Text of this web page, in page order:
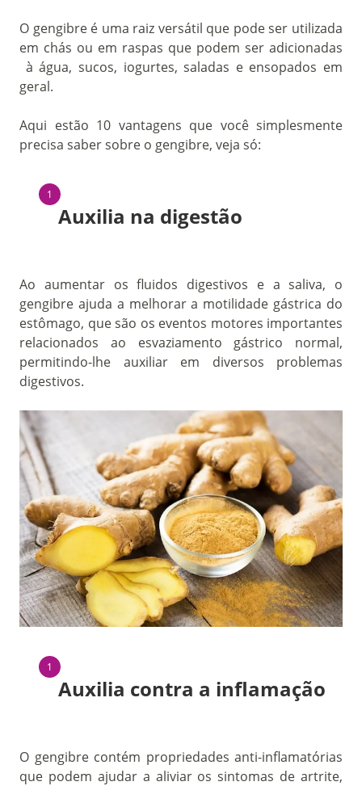
O gengibre é uma raiz versátil que pode ser utilizada
em chás ou em raspas que podem ser adicionadas
à água, sucos, iogurtes, saladas e ensopados em
geral.
Aqui estão 10 vantagens que você simplesmente
precisa saber sobre o gengibre, veja só:
Auxilia na digestão
Ao aumentar os fluidos digestivos e a saliva, o
gengibre ajuda a melhorar a motilidade gástrica do
estômago, que são os eventos motores importantes
relacionados ao esvaziamento gástrico normal,
permitindo-lhe auxiliar em diversos problemas
digestivos.
Auxilia contra a inflamação
O gengibre contém propriedades anti-inflamatórias
que podem ajudar a aliviar os sintomas de artrite,